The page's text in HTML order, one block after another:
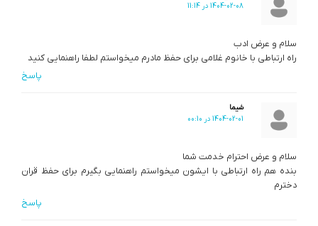
1404-02-08 در 11:14
سلام و عرض ادب
راه ارتباطی با خانوم غلامی برای حفظ مادرم میخواستم لطفا راهنمایی کنید
پاسخ
شیما
1404-02-01 در 00:10
سلام و عرض احترام خدمت شما
بنده هم راه ارتباطی با ایشون میخواستم راهنمایی بگیرم برای حفظ قران
دخترم
پاسخ